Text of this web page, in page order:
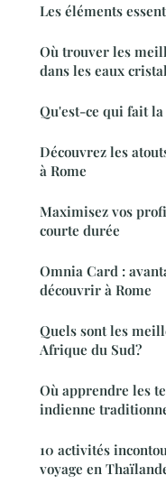
Les éléments
Où trouver les
dans les eaux
Qu'est-ce qui fait
Découvrez les
à Rome
Maximisez vos
courte durée
Omnia Card :
découvrir à Rome
Quels sont les
Afrique du Sud?
Où apprendre les
indienne
10 activités
voyage en